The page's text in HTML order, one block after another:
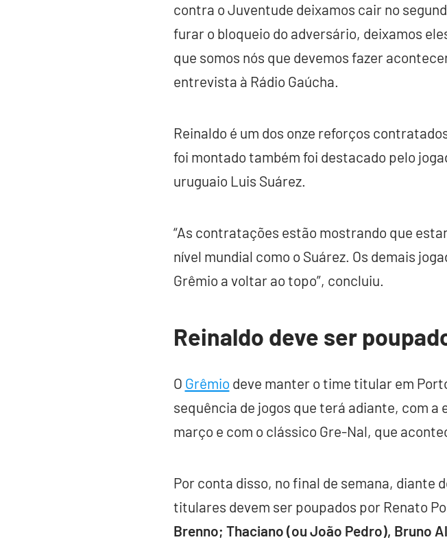
contra o Juventude deixamos cair no
furar o bloqueio do adversário, deixamos
que somos nós que devemos fazer
entrevista à Rádio Gaúcha.
Reinaldo é um dos onze reforços
foi montado também foi destacado pelo
uruguaio Luis Suárez.
“As contratações estão mostrando que
nível mundial como o Suárez. Os demais
Grêmio a voltar ao topo”, concluiu.
Reinaldo deve ser
O Grêmio deve manter o time titular em
sequência de jogos que terá adiante, com a
março e com o clássico Gre-Nal, que
Por conta disso, no final de semana, diante
titulares devem ser poupados por Renato
Brenno; Thaciano (ou João Pedro), Bruno